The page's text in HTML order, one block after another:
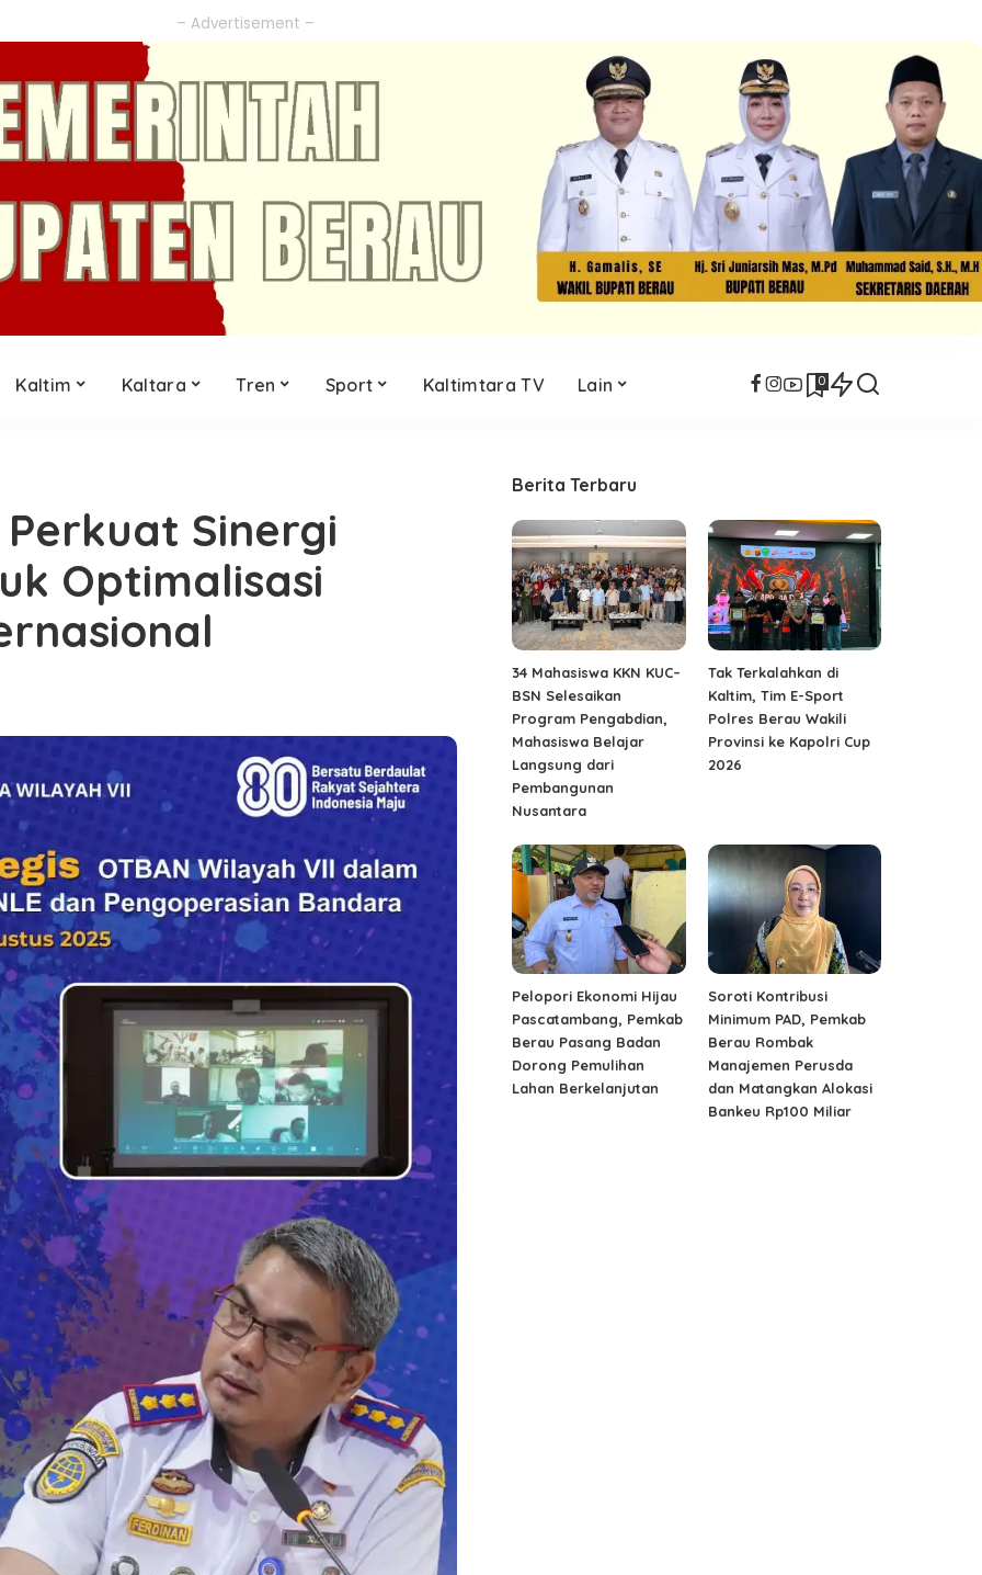
– Advertisement –
Kaltim Kaltara Tren Sport Kaltimtara TV Lain 0
Sinergi
Optimalisasi
Berita Terbaru
34 Mahasiswa KKN KUC–
BSN Selesaikan
Program Pengabdian,
Mahasiswa Belajar
Langsung dari
Pembangunan
Nusantara
Tak Terkalahkan di
Kaltim, Tim E-Sport
Polres Berau Wakili
Provinsi ke Kapolri Cup
2026
Pelopori Ekonomi Hijau
Pascatambang, Pemkab
Berau Pasang Badan
Dorong Pemulihan
Lahan Berkelanjutan
Soroti Kontribusi
Minimum PAD, Pemkab
Berau Rombak
Manajemen Perusda
dan Matangkan Alokasi
Bankeu Rp100 Miliar